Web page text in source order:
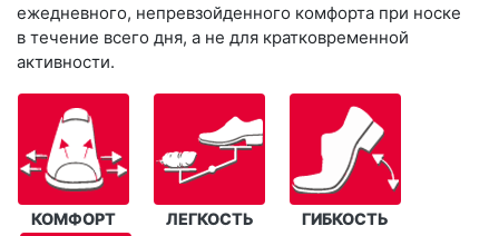
ежедневного, непревзойденного комфорта при носке
в течение всего дня, а не для кратковременной
активности.
КОМФОРТ ЛЕГКОСТЬ ГИБКОСТЬ